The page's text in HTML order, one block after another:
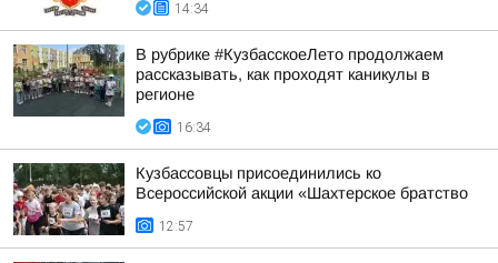
14:34
В рубрике #КузбасскоеЛето продолжаем
рассказывать, как проходят каникулы в
регионе
16:34
Кузбассовцы присоединились ко
Всероссийской акции «Шахтерское братство
12:57